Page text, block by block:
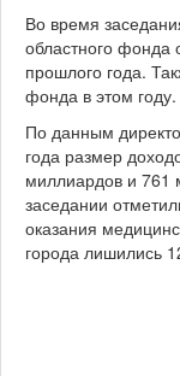
Во время
областного фонда
прошлого года.
фонда в этом году.
По данным
года размер
миллиардов и 761
заседании
оказания
города лишились